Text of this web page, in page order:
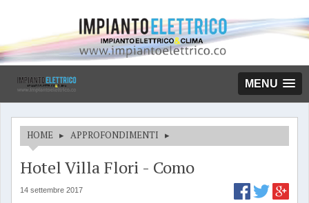
MENU
HOME ▸ APPROFONDIMENTI ▸
Hotel Villa Flori - Como
14 settembre 2017